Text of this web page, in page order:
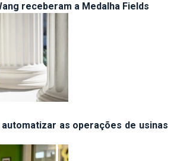
receberam a Medalha Fields
as operações de usinas